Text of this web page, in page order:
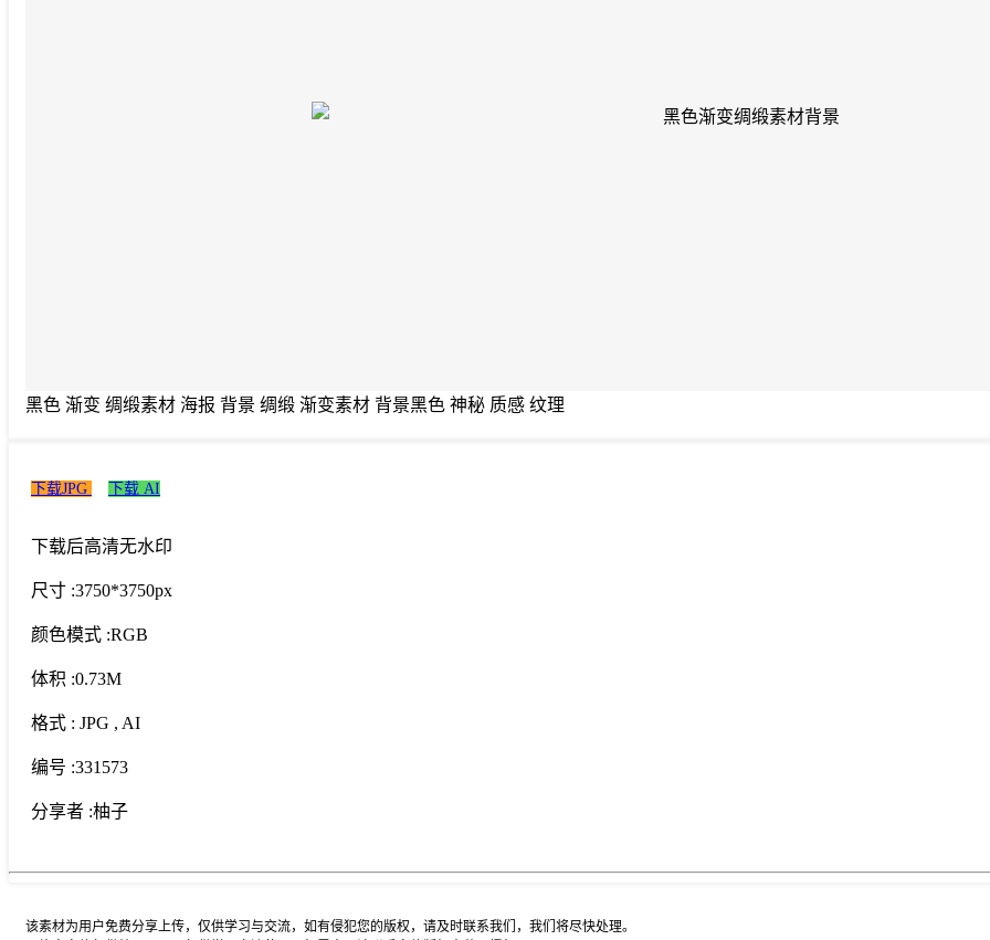
黑色 渐变 绸缎素材 海报 背景 绸缎 渐变素材 背景黑色 神秘 质感 纹理
下载JPG 下载 AI
下载后高清无水印
尺寸 :3750*3750px
颜色模式 :RGB
体积 :0.73M
格式 : JPG , AI
编号 :331573
分享者 :柚子
该素材为用户免费分享上传，仅供学习与交流，如有侵犯您的版权，请及时联系我们，我们将尽快处理。